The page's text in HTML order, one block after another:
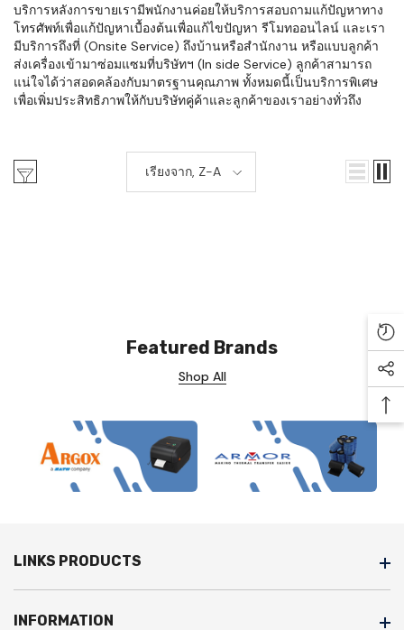
บริการหลังการขายเรามีพนักงานค่อยให้บริการสอบถามแก้ปัญหาทาง
โทรศัพท์เพื่อแก้ปัญหาเบื้องต้นเพื่อแก้ไขปัญหา รีโมทออนไลน์ และเรา
มีบริการถึงที่ (Onsite Service) ถึงบ้านหรือสำนักงาน หรือแบบลูกค้า
ส่งเครื่องเข้ามาซ่อมแซมที่บริษัทฯ (In side Service) ลูกค้าสามารถ
แน่ใจได้ว่าสอดคล้องกับมาตรฐานคุณภาพ ทั้งหมดนี้เป็นบริการพิเศษ
เพื่อเพิ่มประสิทธิภาพให้กับบริษัทคู่ค้าและลูกค้าของเราอย่างทั่วถึง
เรียงจาก, Z-A
Featured Brands
Shop All
LINKS PRODUCTS
INFORMATION